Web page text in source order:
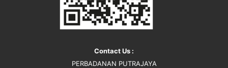
Contact Us :
PERBADANAN PUTRAJAYA